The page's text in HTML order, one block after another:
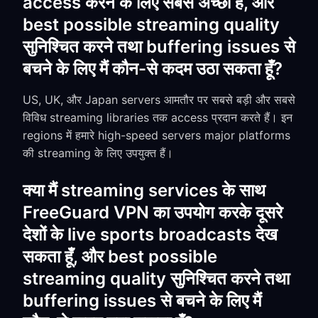
best possible streaming quality
सुनिश्चित करने तथा buffering issues से
बचने के लिए मैं कौन-से कदम उठा सकता हूँ?
US, UK, और Japan servers आमतौर पर सबसे बड़ी और सबसे
विविध streaming libraries तक access प्रदान करते हैं। इन
regions में हमारे high-speed servers major platforms
की streaming के लिए उपयुक्त हैं।
क्या मैं streaming services के साथ
FreeGuard VPN का उपयोग करके दूसरे
देशों के live sports broadcasts देख
सकता हूँ, और best possible
streaming quality सुनिश्चित करने तथा
buffering issues से बचने के लिए मैं